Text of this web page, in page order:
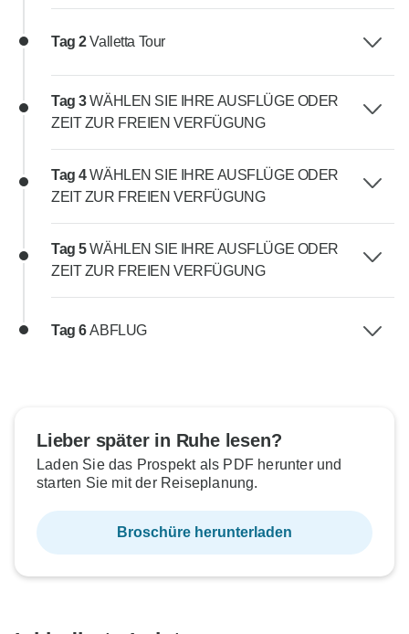
Tag 2Valletta Tour
Tag 3WÄHLEN SIE IHRE AUSFLÜGE ODER
ZEIT ZUR FREIEN VERFÜGUNG
Tag 4WÄHLEN SIE IHRE AUSFLÜGE ODER
ZEIT ZUR FREIEN VERFÜGUNG
Tag 5WÄHLEN SIE IHRE AUSFLÜGE ODER
ZEIT ZUR FREIEN VERFÜGUNG
Tag 6ABFLUG
Lieber später in Ruhe lesen?
Laden Sie das Prospekt als PDF herunter und
starten Sie mit der Reiseplanung.
Broschüre herunterladen